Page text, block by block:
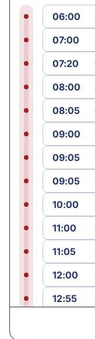
06:00
07:00
07:20
08:00
08:05
09:00
09:05
09:05
10:00
11:00
11:05
12:00
12:55